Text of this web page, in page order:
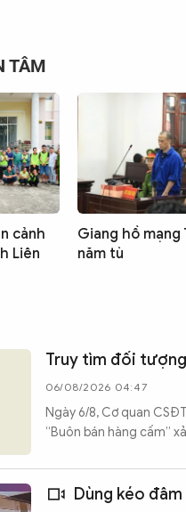
TÂM
cảnh
Liên
Giang hồ mạng
năm tù
Truy tìm đối tượng
06/08/2026 04:47
Ngày 6/8, Cơ quan
“Buôn bán hàng cấm”
Dùng kéo